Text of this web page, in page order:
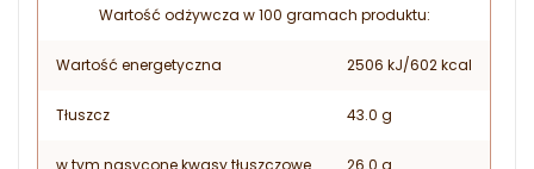
Wartość odżywcza w 100 gramach produktu:
Wartość energetyczna 2506 kJ/602 kcal
Tłuszcz 43.0 g